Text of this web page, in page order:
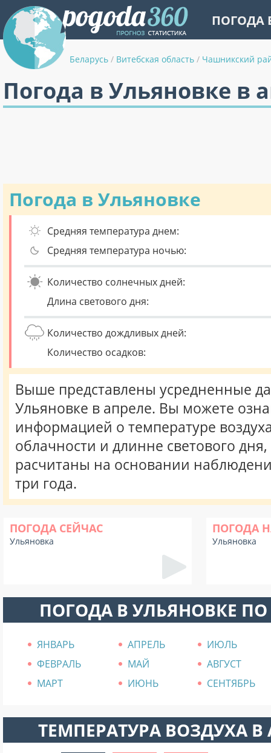
ПОГОДА
Беларусь / Витебская область / Чашникский
Погода в Ульяновке в
Погода в Ульяновке
Средняя температура днем:
Средняя температура ночью:
Количество солнечных дней:
Длина светового дня:
Количество дождливых дней:
Количество осадков:
Выше представлены усредненные
Ульяновке в апреле. Вы можете
информацией о температуре
облачности и длинне светового
расчитаны на основании
три года.
ПОГОДА СЕЙЧАС
Ульяновка
ПОГОДА
Ульяновка
ПОГОДА В УЛЬЯНОВКЕ
ЯНВАРЬ АПРЕЛЬ
ИЮЛЬ
ФЕВРАЛЬ
МАЙ
АВГУСТ
МАРТ
ИЮНЬ СЕНТЯБРЬ
ТЕМПЕРАТУРА ВОЗДУХА В